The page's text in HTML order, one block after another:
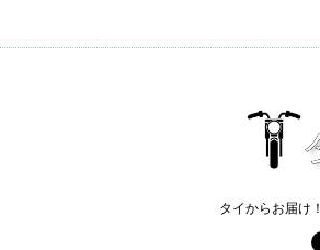
タイからお届け！